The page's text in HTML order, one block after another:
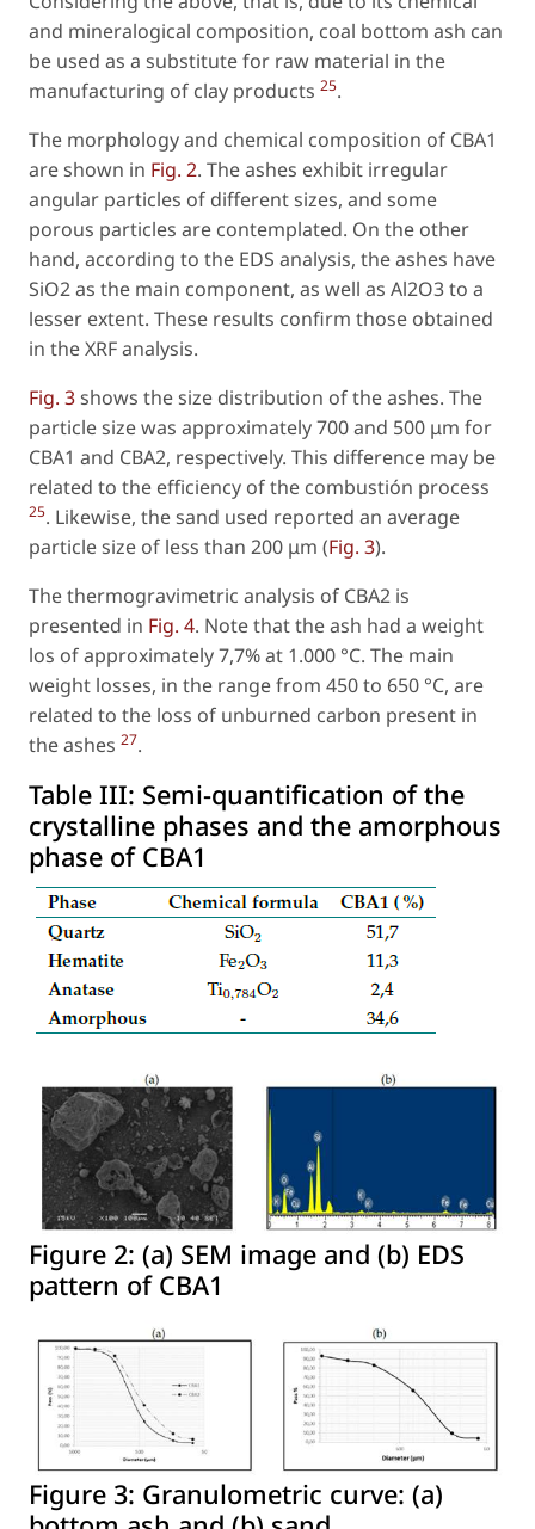
and mineralogical composition, coal bottom ash can
be used as a substitute for raw material in the
manufacturing of clay products 25.
The morphology and chemical composition of CBA1
are shown in Fig. 2. The ashes exhibit irregular
angular particles of different sizes, and some
porous particles are contemplated. On the other
hand, according to the EDS analysis, the ashes have
SiO2 as the main component, as well as Al2O3 to a
lesser extent. These results confirm those obtained
in the XRF analysis.
Fig. 3shows the size distribution of the ashes. The
particle size was approximately 700 and 500 μm for
CBA1 and CBA2, respectively. This difference may be
related to the efficiency of the combustión process
25. Likewise, the sand used reported an average
particle size of less than 200 μm (Fig. 3).
The thermogravimetric analysis of CBA2 is
presented in Fig. 4. Note that the ash had a weight
los of approximately 7,7% at 1.000 °C. The main
weight losses, in the range from 450 to 650 °C, are
related to the loss of unburned carbon present in
the ashes 27.
Table III: Semi-quantification of the
crystalline phases and the amorphous
phase of CBA1
Figure 2: (a) SEM image and (b) EDS
pattern of CBA1
Figure 3: Granulometric curve: (a)